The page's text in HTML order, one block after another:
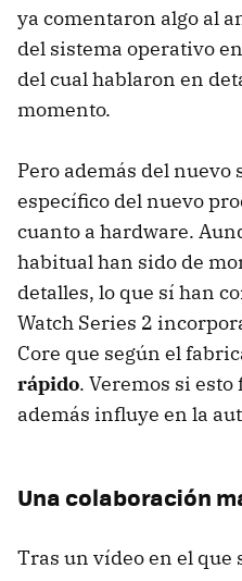
ya comentaron algo al
del sistema operativo
del cual hablaron en
momento.
Pero además del nuevo
específico del nuevo
cuanto a hardware.
habitual han sido de
detalles, lo que sí han
Watch Series 2
Core que según el
rápido. Veremos si
además influye en la
Una colaboración
Tras un vídeo en el que